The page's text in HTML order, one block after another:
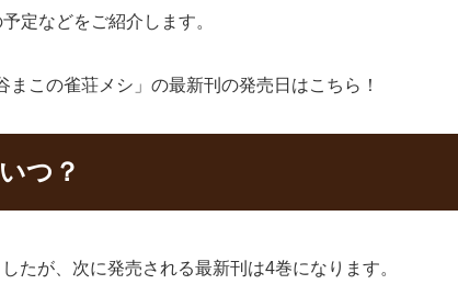
定などをご紹介します。
この雀荘メシ」の最新刊の発売日はこちら！
つ？
たが、次に発売される最新刊は4巻になります。